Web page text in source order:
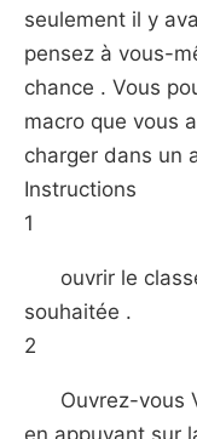
seulement il y
pensez à vous-
chance . Vous
macro que vous
charger dans un
Instructions
1
ouvrir le
souhaitée .
2
Ouvrez-vous
en appuyant sur